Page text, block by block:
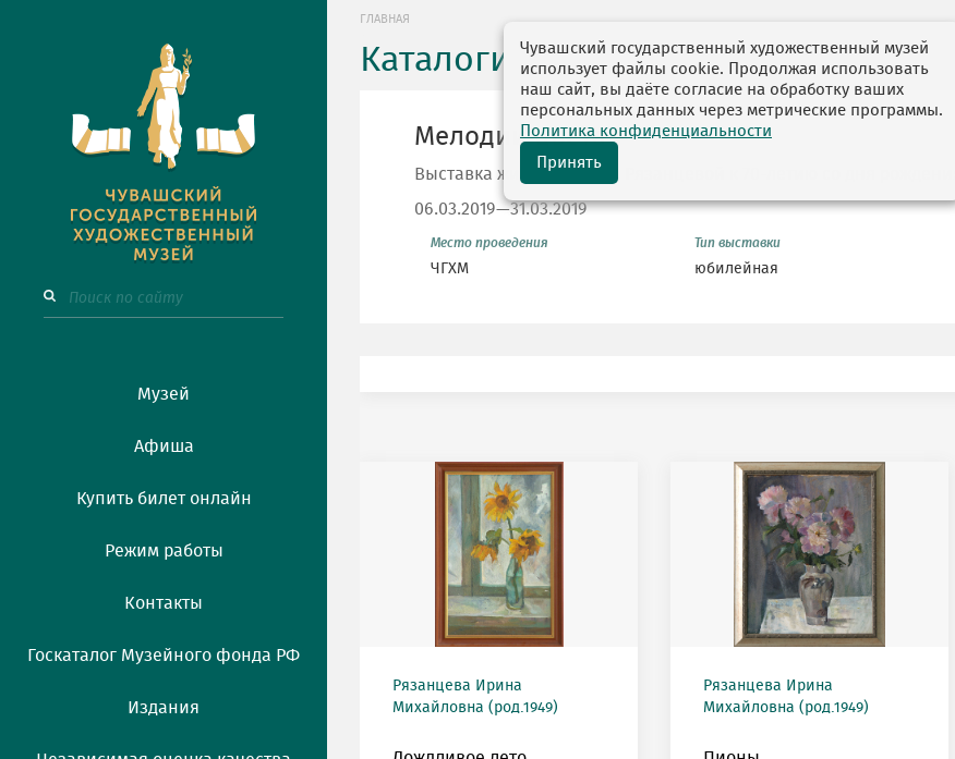
Музей
Афиша
Купить билет онлайн
Режим работы
Контакты
Госкаталог Музейного фонда РФ
Издания
ГЛАВНАЯ
Каталоги выставок
Мелодии цвета
Выставка живописи И.М. Рязанцевой к 70-летию со дня рождения
06.03.2019—31.03.2019
Место проведения
ЧГХМ
Тип выставки
юбилейная
Рязанцева Ирина
Михайловна (род.1949)
Рязанцева Ирина
Михайловна (род.1949)
Чувашский государственный художественный музей
использует файлы cookie. Продолжая использовать
наш сайт, вы даёте согласие на обработку ваших
персональных данных через метрические программы.
Политика конфиденциальности
Принять